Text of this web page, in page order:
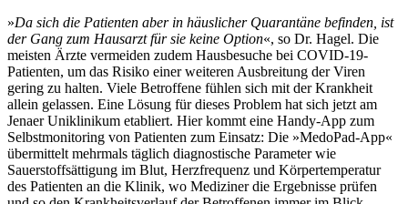
»Da sich die Patienten aber in häuslicher Quarantäne befinden, ist
der Gang zum Hausarzt für sie keine Option«, so Dr. Hagel. Die
meisten Ärzte vermeiden zudem Hausbesuche bei COVID-19-
Patienten, um das Risiko einer weiteren Ausbreitung der Viren
gering zu halten. Viele Betroffene fühlen sich mit der Krankheit
allein gelassen. Eine Lösung für dieses Problem hat sich jetzt am
Jenaer Uniklinikum etabliert. Hier kommt eine Handy-App zum
Selbstmonitoring von Patienten zum Einsatz: Die »MedoPad-App«
übermittelt mehrmals täglich diagnostische Parameter wie
Sauerstoffsättigung im Blut, Herzfrequenz und Körpertemperatur
des Patienten an die Klinik, wo Mediziner die Ergebnisse prüfen